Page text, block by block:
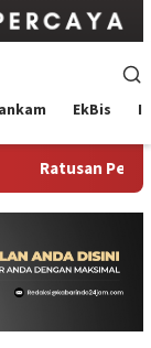
EkBis
Peserta